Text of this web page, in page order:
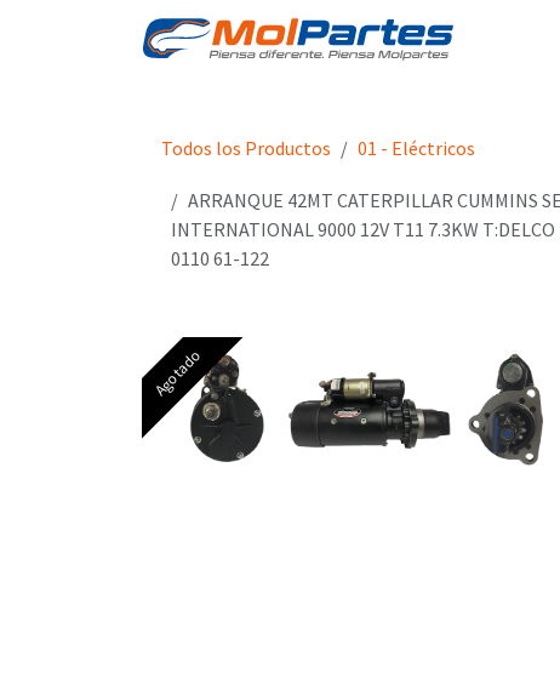
Todos los Productos 01 - Eléctricos
ARRANQUE 42MT CATERPILLAR CUMMINS
INTERNATIONAL 9000 12V T11 7.3KW
0110 61-122
Agotado